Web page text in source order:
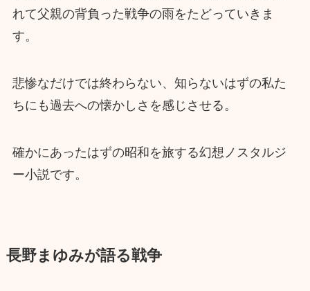
れて父親の背負った戦争の雨をたどっていきま
す。
悲惨なだけでは終わらない、知らないはずの私た
ちにも過去への懐かしさを感じさせる。
確かにあったはずの昭和を旅する幻想ノスタルジ
ー小説です。
長野まゆみが語る戦争